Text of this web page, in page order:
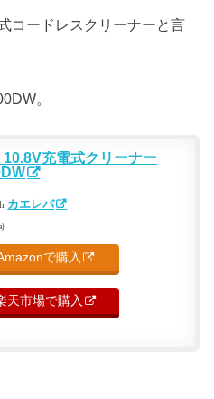
コードレスクリーナーと言
。
10.8V充電式クリーナー
カエレバ
で購入
天市場で購入